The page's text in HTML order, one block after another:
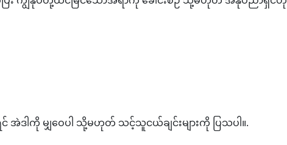
ါကို မျှဝေပါ သို့မဟုတ် သင့်သူငယ်ချင်းများကို ပြသပါ။.